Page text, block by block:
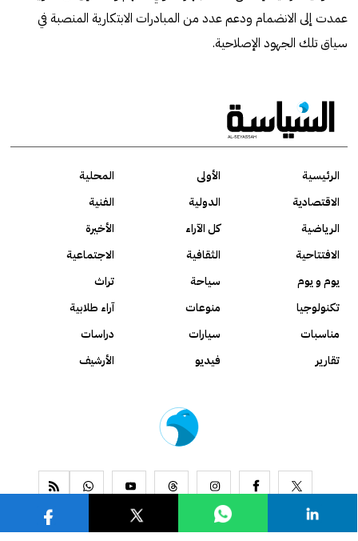
عمدت إلى الانضمام ودعم عدد من المبادرات الابتكارية المنصبة في
سياق تلك الجهود الإصلاحية.
الرئيسية الأولى
المحلية
الاقتصادية
الدولية
الفنية
الرياضية
كل الآراء
الأخيرة
الافتتاحية
الثقافية
الاجتماعية
يوم و يوم
سياحة
تراث
تكنولوجيا
منوعات
آراء طلابية
مناسبات
سيارات
دراسات
تقارير
فيديو الأرشيف